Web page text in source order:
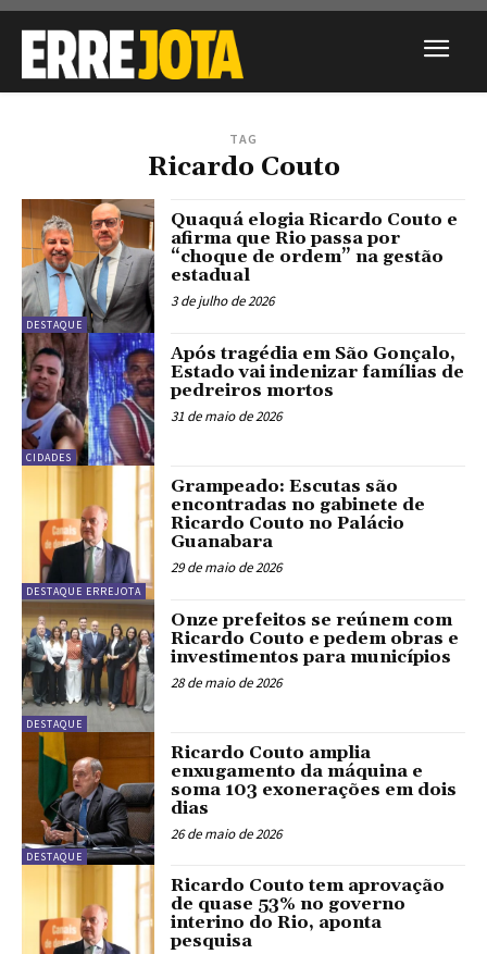
TAG
Ricardo Couto
DESTAQUE
Quaquá elogia Ricardo Couto e
afirma que Rio passa por
“choque de ordem” na gestão
estadual
3 de julho de 2026
CIDADES
Após tragédia em São Gonçalo,
Estado vai indenizar famílias de
pedreiros mortos
31 de maio de 2026
DESTAQUE ERREJOTA
Grampeado: Escutas são
encontradas no gabinete de
Ricardo Couto no Palácio
Guanabara
29 de maio de 2026
DESTAQUE
Onze prefeitos se reúnem com
Ricardo Couto e pedem obras e
investimentos para municípios
28 de maio de 2026
DESTAQUE
Ricardo Couto amplia
enxugamento da máquina e
soma 103 exonerações em dois
dias
26 de maio de 2026
Ricardo Couto tem aprovação
de quase 53% no governo
interino do Rio, aponta
pesquisa